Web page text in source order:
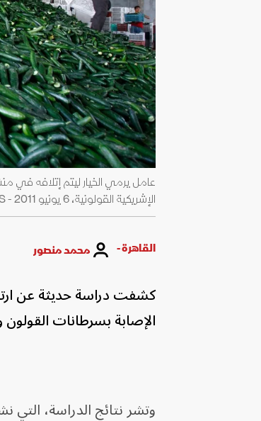
عامل يرمي الخيار ليتم إتلافه في
الإشريكية القولونية، 6 يونيو 2011 - REUTERS
القاهرة - محمد منصور
كشفت دراسة حديثة عن
الإصابة بسرطانات القولون